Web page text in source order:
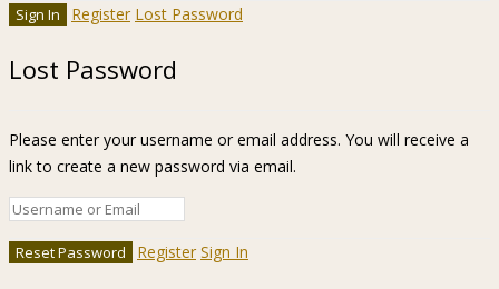
Register Lost Password
Lost Password
Please enter your username or email address. You will receive a
link to create a new password via email.
Register Sign In